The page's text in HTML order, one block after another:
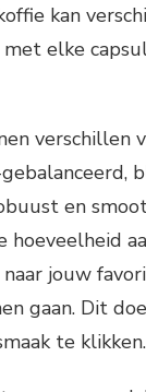
kan
met elke
verschillen
en
hoeveelheid
jouw
gaan. Dit
te klikken.